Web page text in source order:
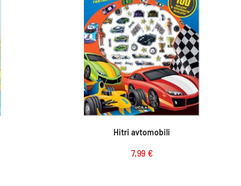
Hitri avtomobili
7,99 €
Dodaj v košarico